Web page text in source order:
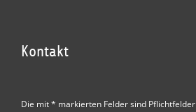
Kontakt
Die mit * markierten Felder sind Pflichtfelder